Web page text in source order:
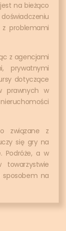
na bieżąco
problemami
z agencjami
prywatnymi
dotyczące
prawnych w
związane z
się gry na
Podróże, a w
sposobem na